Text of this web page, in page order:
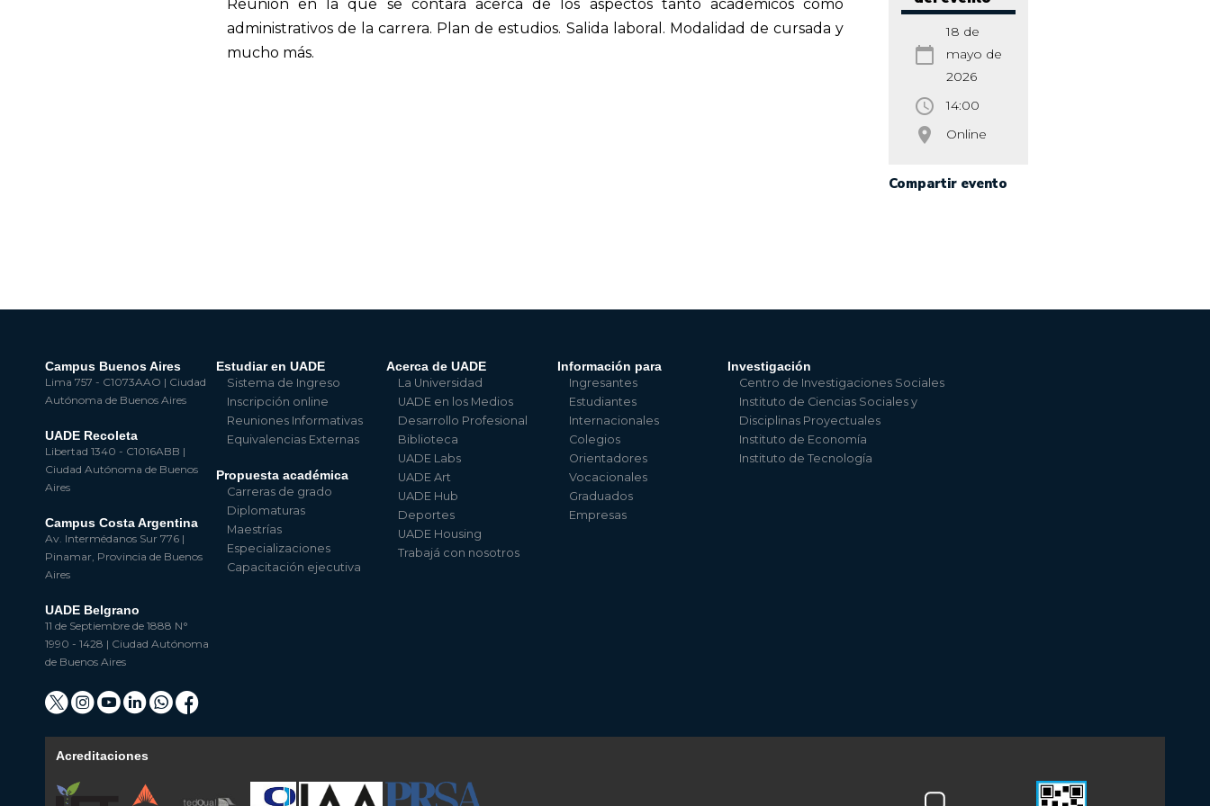
calendar_today
18 de
mayo de
2026
access_time 14:00
room Online
Compartir evento
Reunión en la que se contará acerca de los aspectos tanto académicos como
administrativos de la carrera. Plan de estudios. Salida laboral. Modalidad de cursada y
mucho más.
Campus Buenos Aires
Lima 757 - C1073AAO | Ciudad
Autónoma de Buenos Aires
UADE Recoleta
Libertad 1340 - C1016ABB |
Ciudad Autónoma de Buenos
Aires
Campus Costa Argentina
Av. Intermédanos Sur 776 |
Pinamar, Provincia de Buenos
Aires
UADE Belgrano
11 de Septiembre de 1888 N°
1990 - 1428 | Ciudad Autónoma
de Buenos Aires
Estudiar en UADE
Sistema de Ingreso
Inscripción online
Reuniones Informativas
Equivalencias Externas
Propuesta académica
Carreras de grado
Diplomaturas
Maestrías
Especializaciones
Capacitación ejecutiva
Acerca de UADE
La Universidad
UADE en los Medios
Desarrollo Profesional
Biblioteca
UADE Labs
UADE Art
UADE Hub
Deportes
UADE Housing
Trabajá con nosotros
Información para
Ingresantes
Estudiantes
Internacionales
Colegios
Orientadores
Vocacionales
Graduados
Empresas
Investigación
Centro de Investigaciones Sociales
Instituto de Ciencias Sociales y
Disciplinas Proyectuales
Instituto de Economía
Instituto de Tecnología
Acreditaciones